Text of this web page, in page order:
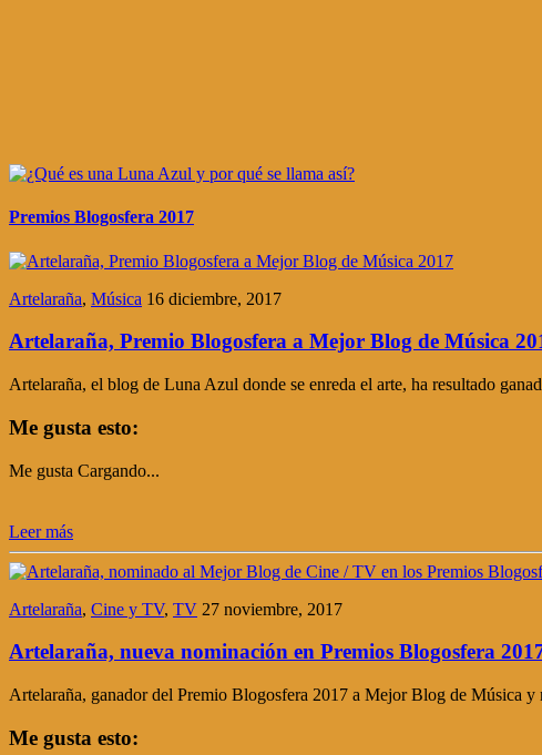
Premios Blogosfera 2017
Artelaraña, Música 16 diciembre, 2017
Artelaraña, Premio Blogosfera a Mejor Blog de Música
Artelaraña, el blog de Luna Azul donde se enreda el arte, ha resultado
Me gusta esto:
Me gusta Cargando...
Leer más
Artelaraña, Cine y TV, TV 27 noviembre, 2017
Artelaraña, nueva nominación en Premios Blogosfera
Artelaraña, ganador del Premio Blogosfera 2017 a Mejor Blog de Música
Me gusta esto: